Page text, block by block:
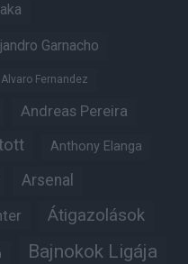
Garnacho
Alvaro Fernandez
Andreas Pereira
Anthony Elanga
Arsenal
Átigazolások
Bajnokok Ligája